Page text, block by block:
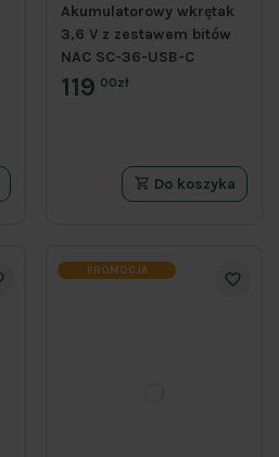
Akumulatorowy wkrętak
3,6 V z zestawem bitów
NAC SC-36-USB-C
119 00zł
Do koszyka
PROMOCJA